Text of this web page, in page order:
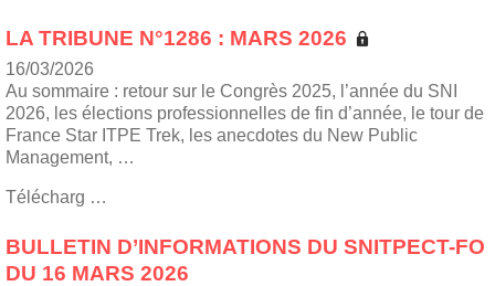
LA TRIBUNE N°1286 : MARS 2026
16/03/2026
Au sommaire : retour sur le Congrès 2025, l’année du SNI
2026, les élections professionnelles de fin d’année, le tour de
France Star ITPE Trek, les anecdotes du New Public
Management, …
Télécharg …
BULLETIN D’INFORMATIONS DU SNITPECT-FO
DU 16 MARS 2026